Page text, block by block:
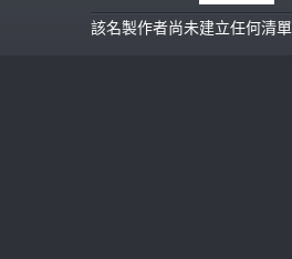
該名製作者尚未建立任何清單